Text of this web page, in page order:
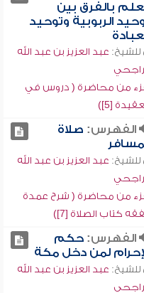
بالفرق بين
الربوبية وتوحيد
للشيخ: عبد العزيز بن عبد الله
من محاضرة ( دروس في
[5])
الفهرس: صلاة
للشيخ: عبد العزيز بن عبد الله
من محاضرة ( شرح عمدة
كتاب الصلاة [7])
الفهرس:حكم
لمن دخل مكة
للشيخ: عبد العزيز بن عبد الله